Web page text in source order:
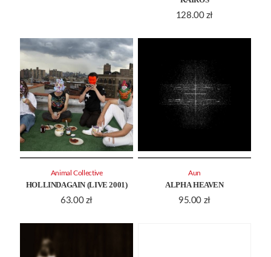
128.00 zł
HOLLINDAGAIN (LIVE 2001)
63.00 zł
Animal Collective
ALPHA HEAVEN
95.00 zł
Aun